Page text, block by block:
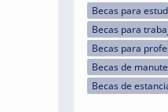
Becas para
Becas para
Becas para
Becas de
Becas de